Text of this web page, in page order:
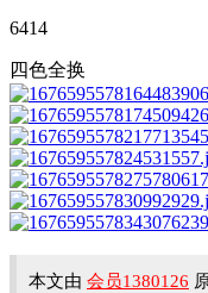
6414
四色全换
本文由 会员1380126